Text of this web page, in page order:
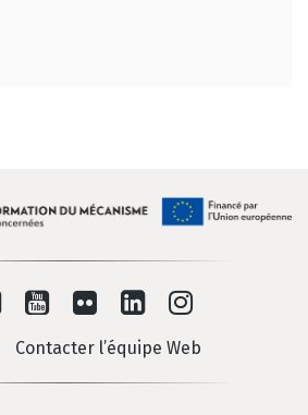
Contacter l’équipe Web